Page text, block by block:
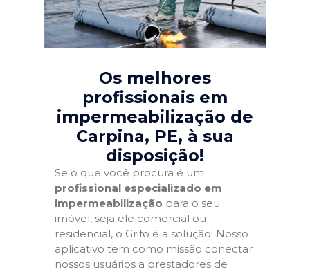
Os melhores
profissionais em
impermeabilização de
Carpina, PE, à sua
disposição!
Se o que você procura é um
profissional especializado em
impermeabilização para o seu
imóvel, seja ele comercial ou
residencial, o Grifo é a solução! Nosso
aplicativo tem como missão conectar
nossos usuários a prestadores de